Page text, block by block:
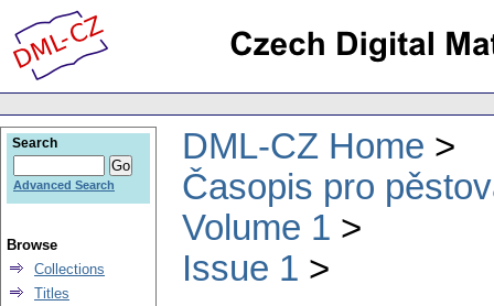
DML-CZ Home
Časopis pro
Volume 1
Issue 1
Search
Advanced Search
Browse
Collections
Titles